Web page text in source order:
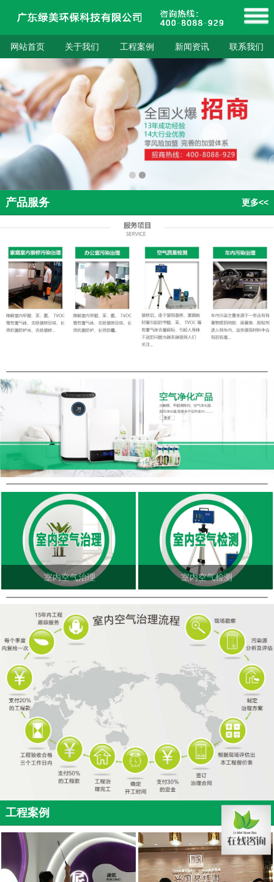
网站首页 关于我们 工程案例 新闻资讯 联系我们
产品服务 更多<<
室内空气治理 室内空气检测
工程案例 更多<<